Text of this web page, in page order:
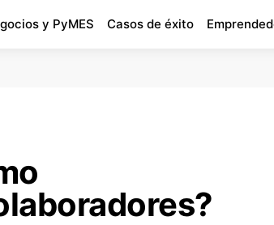
y PyMES Casos de éxito